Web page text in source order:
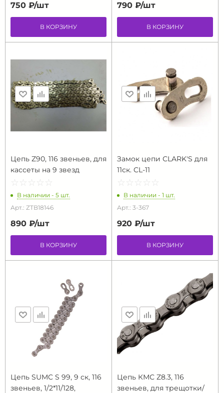
750 ₽/шт
В КОРЗИНУ
790 ₽/шт
В КОРЗИНУ
Цепь Z90, 116 звеньев, для
кассеты на 9 звезд
☆ ☆ ☆ ☆ ☆
★ ★ ★ ★ ★
В наличии - 5 шт.
Арт.: ZTB18146
890 ₽/шт
В КОРЗИНУ
Замок цепи СLARK'S для
11ск. CL-11
☆ ☆ ☆ ☆ ☆
★ ★ ★ ★ ★
В наличии - 1 шт.
Арт.: 3-367
920 ₽/шт
В КОРЗИНУ
Цепь SUMC S 99, 9 ск, 116
звеньев, 1/2*11/128,
Цепь КМС Z8.3, 116
звеньев, для трещотки/